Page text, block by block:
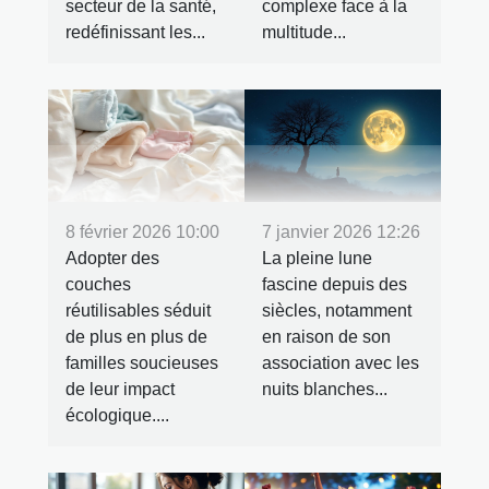
secteur de la santé,
redéfinissant les...
complexe face à la
multitude...
8 février 2026 10:00
Adopter des
couches
réutilisables séduit
de plus en plus de
familles soucieuses
de leur impact
écologique....
7 janvier 2026 12:26
La pleine lune
fascine depuis des
siècles, notamment
en raison de son
association avec les
nuits blanches...